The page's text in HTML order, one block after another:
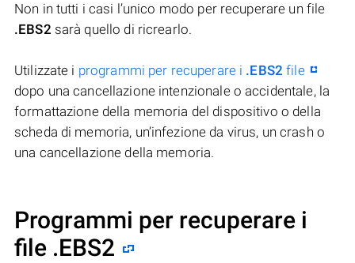
Non in tutti i casi l’unico modo per recuperare un file
.EBS2 sarà quello di ricrearlo.
Utilizzate i programmi per recuperare i .EBS2 file
dopo una cancellazione intenzionale o accidentale, la
formattazione della memoria del dispositivo o della
scheda di memoria, un’infezione da virus, un crash o
una cancellazione della memoria.
Programmi per recuperare i
file .EBS2